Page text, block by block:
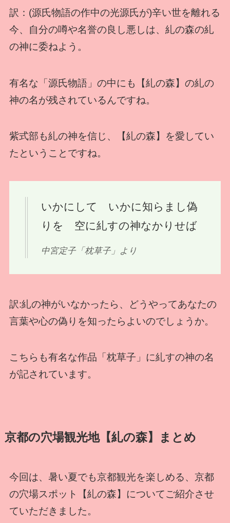
訳：(源氏物語の作中の光源氏が)辛い世を離れる
今、自分の噂や名誉の良し悪しは、糺の森の糺
の神に委ねよう。
有名な「源氏物語」の中にも【糺の森】の糺の
神の名が残されているんですね。
紫式部も糺の神を信じ、【糺の森】を愛してい
たということですね。
いかにして いかに知らまし偽
りを 空に糺すの神なかりせば
中宮定子「枕草子」より
訳:糺の神がいなかったら、どうやってあなたの
言葉や心の偽りを知ったらよいのでしょうか。
こちらも有名な作品「枕草子」に糺すの神の名
が記されています。
京都の穴場観光地【糺の森】まとめ
今回は、暑い夏でも京都観光を楽しめる、京都
の穴場スポット【糺の森】についてご紹介させ
ていただきました。